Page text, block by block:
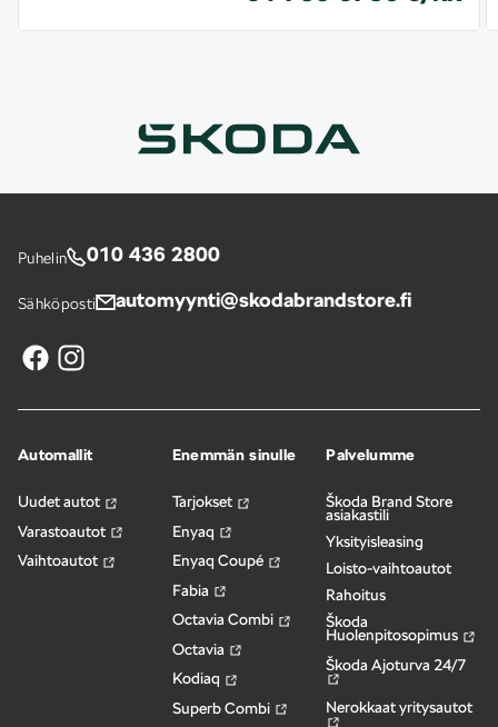
Puhelin 010 436 2800
Sähköposti automyynti@skodabrandstore.fi
Automallit
Uudet autot
Varastoautot
Vaihtoautot
Enemmän sinulle
Tarjokset
Enyaq
Enyaq Coupé
Fabia
Octavia Combi
Octavia
Kodiaq
Superb Combi
Palvelumme
Škoda Brand Store
asiakastili
Yksityisleasing
Loisto-vaihtoautot
Rahoitus
Škoda
Huolenpitosopimus
Škoda Ajoturva 24/7
Nerokkaat yritysautot